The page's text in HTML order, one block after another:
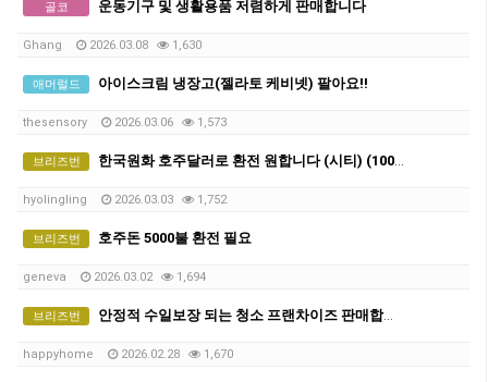
골코 운동기구 및 생활용품 저렴하게 판매합니다
Ghang 2026.03.08 1,630
애머럴드 아이스크림 냉장고(젤라토 케비넷) 팔아요!!
thesensory 2026.03.06 1,573
브리즈번 한국원화 호주달러로 환전 원합니다 (시티) (1000불)
hyolingling 2026.03.03 1,752
브리즈번 호주돈 5000불 환전 필요
geneva 2026.03.02 1,694
브리즈번 안정적 수일보장 되는 청소 프랜차이즈 판매합니다 -만불 (네고가능)
happyhome 2026.02.28 1,670